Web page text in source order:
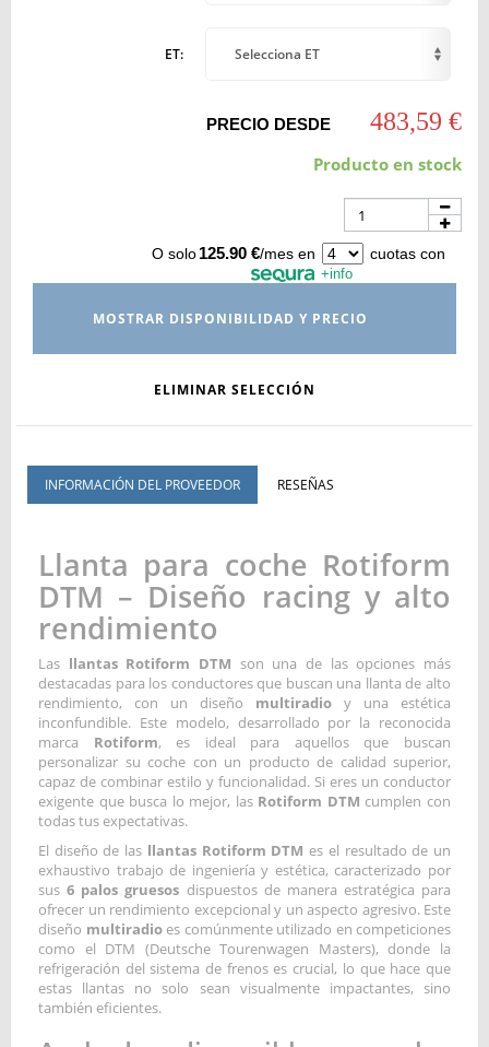
ET: Selecciona ET
PRECIO DESDE 483,59 €
Producto en stock
O solo 125.90 €/mes en cuotas con
+info
MOSTRAR DISPONIBILIDAD Y PRECIO
ELIMINAR SELECCIÓN
INFORMACIÓN DEL PROVEEDOR RESEÑAS
Llanta para coche Rotiform
DTM – Diseño racing y alto
rendimiento
Las llantas Rotiform DTM son una de las opciones más
destacadas para los conductores que buscan una llanta de alto
rendimiento, con un diseño multiradio y una estética
inconfundible. Este modelo, desarrollado por la reconocida
marca Rotiform, es ideal para aquellos que buscan
personalizar su coche con un producto de calidad superior,
capaz de combinar estilo y funcionalidad. Si eres un conductor
exigente que busca lo mejor, las Rotiform DTM cumplen con
todas tus expectativas.
El diseño de las llantas Rotiform DTM es el resultado de un
exhaustivo trabajo de ingeniería y estética, caracterizado por
sus6 palos gruesos dispuestos de manera estratégica para
ofrecer un rendimiento excepcional y un aspecto agresivo. Este
diseño multiradioes comúnmente utilizado en competiciones
como el DTM (Deutsche Tourenwagen Masters), donde la
refrigeración del sistema de frenos es crucial, lo que hace que
estas llantas no solo sean visualmente impactantes, sino
también eficientes.